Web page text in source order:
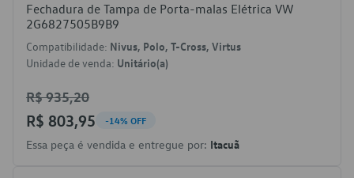
Fechadura de Tampa de Porta-malas Elétrica VW
2G6827505B9B9
Compatibilidade: Nivus, Polo, T-Cross, Virtus
Unidade de venda: Unitário(a)
R$ 935,20
R$ 803,95 -14% OFF
Essa peça é vendida e entregue por: Itacuã